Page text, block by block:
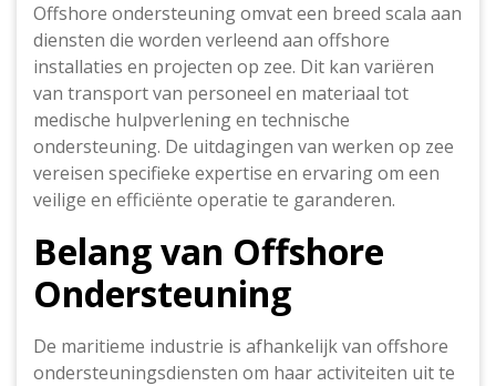
Offshore ondersteuning omvat een breed scala aan
diensten die worden verleend aan offshore
installaties en projecten op zee. Dit kan variëren
van transport van personeel en materiaal tot
medische hulpverlening en technische
ondersteuning. De uitdagingen van werken op zee
vereisen specifieke expertise en ervaring om een
veilige en efficiënte operatie te garanderen.
Belang van Offshore
Ondersteuning
De maritieme industrie is afhankelijk van offshore
ondersteuningsdiensten om haar activiteiten uit te